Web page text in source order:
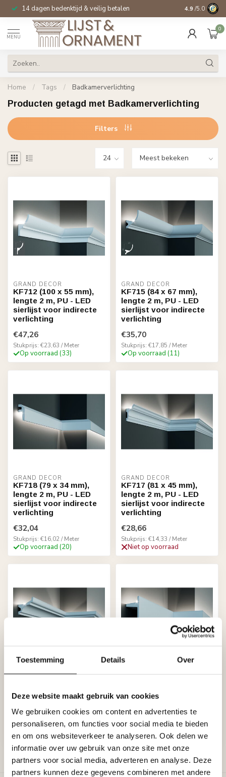
Toestemming Details Over
Deze website maakt gebruik van cookies
We gebruiken cookies om content en advertenties te
personaliseren, om functies voor social media te bieden
en om ons websiteverkeer te analyseren. Ook delen we
informatie over uw gebruik van onze site met onze
partners voor social media, adverteren en analyse. Deze
partners kunnen deze gegevens combineren met andere
14 dagen bedenktijd & veilig betalen Specialist in
4.9 /5.0
MENU
0
Home / Tags / Badkamerverlichting
Producten getagd met Badkamerverlichting
Filters
GRAND DECOR
KF712 (100 x 55 mm),
lengte 2 m, PU - LED
sierlijst voor indirecte
verlichting
€47,26
Stukprijs: €23,63 / Meter
Op voorraad (33)
GRAND DECOR
KF715 (84 x 67 mm),
lengte 2 m, PU - LED
sierlijst voor indirecte
verlichting
€35,70
Stukprijs: €17,85 / Meter
Op voorraad (11)
GRAND DECOR
KF718 (79 x 34 mm),
lengte 2 m, PU - LED
sierlijst voor indirecte
verlichting
€32,04
Stukprijs: €16,02 / Meter
Op voorraad (20)
GRAND DECOR
KF717 (81 x 45 mm),
lengte 2 m, PU - LED
sierlijst voor indirecte
verlichting
€28,66
Stukprijs: €14,33 / Meter
Niet op voorraad
GRAND DECOR
sierlijst voor indirecte
€34,88
Stukprijs: €17,44 / Meter
Op voorraad (22)
sierlijst voor indirecte /
€99,54
Stukprijs: €49,77 / Meter
Niet op voorraad
Toon1-6van 6